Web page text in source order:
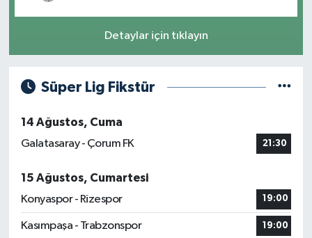
Detaylar için tıklayın
Süper Lig Fikstür
14 Ağustos, Cuma
Galatasaray - Çorum FK
21:30
15 Ağustos, Cumartesi
Konyaspor - Rizespor
19:00
Kasımpaşa - Trabzonspor 19:00